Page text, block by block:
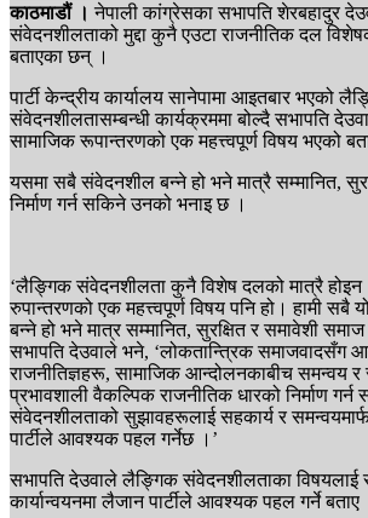
काठमाडौं ।नेपाली कांग्रेसका सभापति शेरबहादुर
संवेदनशीलताको मुद्दा कुनै एउटा राजनीतिक दल
बताएका छन् ।
पार्टी केन्द्रीय कार्यालय सानेपामा आइतबार भएको
संवेदनशीलतासम्बन्धी कार्यक्रममा बोल्दै सभापति
सामाजिक रूपान्तरणको एक महत्त्वपूर्ण विषय भएको
यसमा सबै संवेदनशील बन्ने हो भने मात्रै सम्मानित,
निर्माण गर्न सकिने उनको भनाइ छ ।
‘लैङ्गिक संवेदनशीलता कुनै विशेष दलको मात्रै
रुपान्तरणको एक महत्त्वपूर्ण विषय पनि हो। हामी सबै
बन्ने हो भने मात्र सम्मानित, सुरक्षित र समावेशी समाज
सभापति देउवाले भने, ‘लोकतान्त्रिक समाजवादसँग
राजनीतिज्ञहरू, सामाजिक आन्दोलनकाबीच समन्वय र
प्रभावशाली वैकल्पिक राजनीतिक धारको निर्माण
संवेदनशीलताको सुझावहरूलाई सहकार्य र
पार्टीले आवश्यक पहल गर्नेछ ।’
सभापति देउवाले लैङ्गिक संवेदनशीलताका विषयलाई
कार्यान्वयनमा लैजान पार्टीले आवश्यक पहल गर्ने बताए